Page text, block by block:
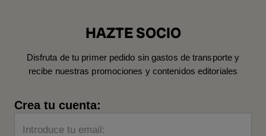
HAZTE SOCIO
Disfruta de tu primer pedido sin gastos de transporte y
recibe nuestras promociones y contenidos editoriales
Crea tu cuenta:
Introduce tu email: